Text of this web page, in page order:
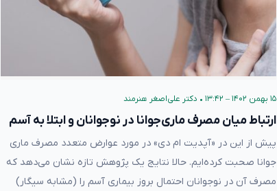
۱۵ بهمن ۱۴۰۲ – ۱۳:۴۲ • دکتر علی‌اصغر هنرمند
ارتباط میان مصرف ماری‌جوانا در نوجوانان و ابتلا به آسم
پیش از این در «آپدیت ام دی» در مورد عوارض متعدد مصرف ماری
جوانا صحبت کرده‌ایم. حالا نتایج یک پژوهش تازه نشان می‌دهد که
مصرف آن در نوجوانان احتمال بروز بیماری آسم را (مشابه سیگار)